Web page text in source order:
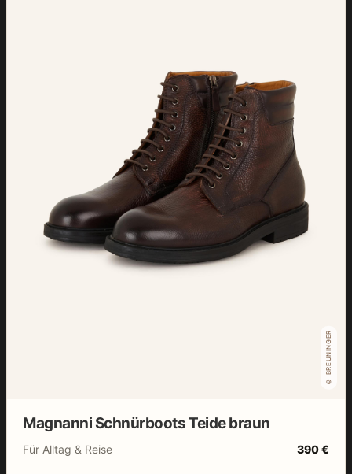
© BREUNINGER
Magnanni Schnürboots Teide braun
Für Alltag & Reise 390 €